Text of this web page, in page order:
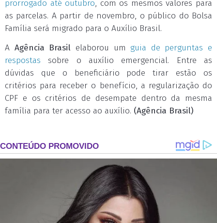
prorrogado até outubro, com os mesmos valores para
as parcelas. A partir de novembro, o público do Bolsa
Família será migrado para o Auxílio Brasil.
A Agência Brasil elaborou um guia de perguntas e
respostas sobre o auxílio emergencial. Entre as
dúvidas que o beneficiário pode tirar estão os
critérios para receber o benefício, a regularização do
CPF e os critérios de desempate dentro da mesma
família para ter acesso ao auxílio. (Agência Brasil)